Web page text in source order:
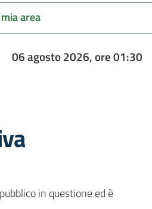
area
06 agosto 2026, ore 01:30
in questione ed è